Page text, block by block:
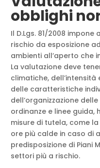
obblighi
Il D.Lgs. 81/2008
rischio da esposizione
ambienti all’aperto che
La valutazione deve
climatiche, dell’intensità
delle caratteristiche
dell’organizzazione
ordinanze e linee
misure di tutela, come
ore più calde in caso di
predisposizione di Piani
settori più a rischio.